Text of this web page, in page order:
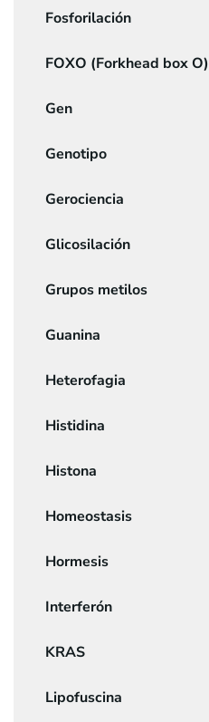
Fosforilación
FOXO (Forkhead box O)
Gen
Genotipo
Gerociencia
Glicosilación
Grupos metilos
Guanina
Heterofagia
Histidina
Histona
Homeostasis
Hormesis
Interferón
KRAS
Lipofuscina